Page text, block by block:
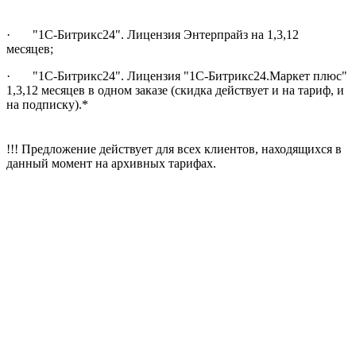
· "1С-Битрикс24". Лицензия Энтерпрайз на 1,3,12
месяцев;
· "1С-Битрикс24". Лицензия "1С-Битрикс24.Маркет плюс"
1,3,12 месяцев в одном заказе (скидка действует и на тариф, и
на подписку).*
!!! Предложение действует для всех клиентов, находящихся в
данный момент на архивных тарифах.